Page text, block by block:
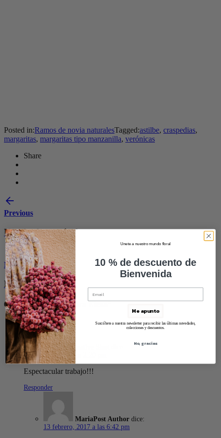
Posted in:Ramos de novia naturalesTagged:astilbe, craspedias,
margaritas, margaritas tipo manzanilla, verónicas
Share
Previous
Una boda tropical
Next
Flores para Alicia
6 replies on “Flores para Elena”
The Creative Shot
4 febrero, 2017 a las 2:20 pm
Espectacular trabajo!!!
Responder
Maria
dice:
13 febrero, 2017 a las 6:42 pm
Unete a nuestro mundo floral
10 % de descuento de
Bienvenida
Me apunto
Suscríbete a nuestra newsletter para recibir las últimas novedades,
colecciones y descuentos.
No, gracias